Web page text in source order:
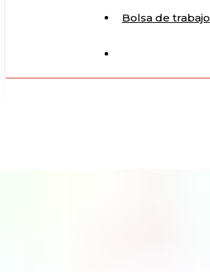
Bolsa de trabajo